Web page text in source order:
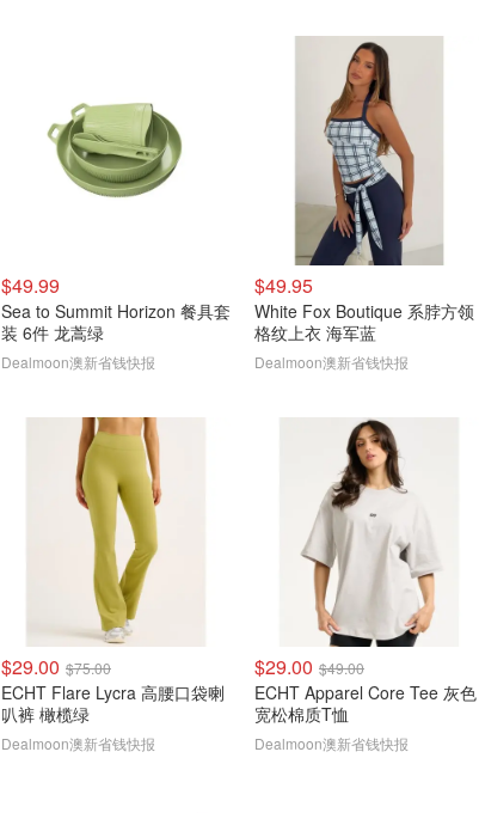
$49.99
Sea to Summit Horizon 餐具套
装 6件 龙蒿绿
Dealmoon澳新省钱快报
$49.95
White Fox Boutique 系脖方领
格纹上衣 海军蓝
Dealmoon澳新省钱快报
$29.00 $75.00
ECHT Flare Lycra 高腰口袋喇
叭裤 橄榄绿
Dealmoon澳新省钱快报
$29.00 $49.00
ECHT Apparel Core Tee 灰色
宽松棉质T恤
Dealmoon澳新省钱快报